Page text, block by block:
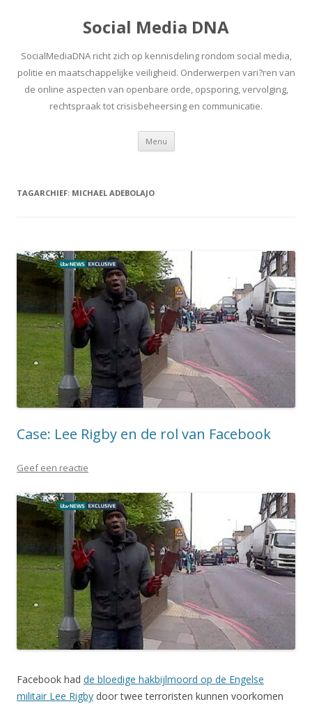
Social Media DNA
SocialMediaDNA richt zich op kennisdeling rondom social media,
politie en maatschappelijke veiligheid. Onderwerpen vari?ren van
de online aspecten van openbare orde, opsporing, vervolging,
rechtspraak tot crisisbeheersing en communicatie.
Menu Spring
inhoud
TAGARCHIEF: MICHAEL ADEBOLAJO
Case: Lee Rigby en de rol van Facebook
Geef een reactie
Facebook had de bloedige hakbijlmoord op de Engelse
militair Lee Rigby door twee terroristen kunnen voorkomen